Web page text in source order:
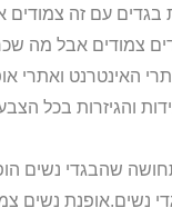
עם זה צמודים
צמודים אבל מה
האינטרנט ואתרי
והגיזרות בכל
שהבגדי נשים
נשים.אופנת נשים